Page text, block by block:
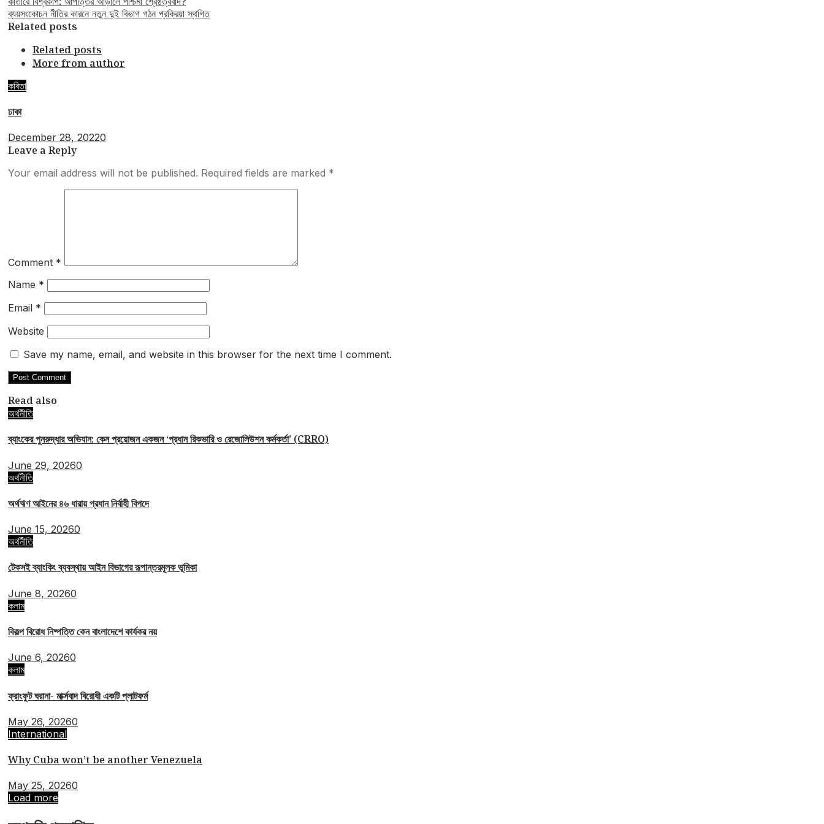
ব্যয়সংকোচন নীতির কারনে নতুন দুই বিভাগ গঠন প্রক্রিয়া স্থগিত
Related posts
Related posts
More from author
কবিতা
ঢাকা
December 28, 20220
Leave a Reply
Your email address will not be published. Required fields are marked *
Comment *
Name *
Email *
Website
Save my name, email, and website in this browser for the next time I comment.
Read also
অর্থনীতি
ব্যাংকের পুনরুদ্ধার অভিযান: কেন প্রয়োজন একজন ‘প্রধান রিকভারি ও রেজোলিউশন কর্মকর্তা’ (CRRO)
June 29, 20260
অর্থনীতি
অর্থঋণ আইনের ৪৬ ধারায় প্রধান নির্বাহী বিপদে
June 15, 20260
অর্থনীতি
টেকসই ব্যাংকিং ব্যবস্থায় আইন বিভাগের রূপান্তরমূলক ভূমিকা
June 8, 20260
কলাম
বিকল্প বিরোধ নিষ্পত্তি কেন বাংলাদেশে কার্যকর নয়
June 6, 20260
কলাম
ফ্রাংফুট ঘরানা- মার্ক্সবাদ বিরোধী একটি প্লাটফর্ম
May 26, 20260
International
Why Cuba won’t be another Venezuela
May 25, 20260
Load more